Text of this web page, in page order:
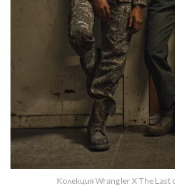
Колекция Wrangler X The